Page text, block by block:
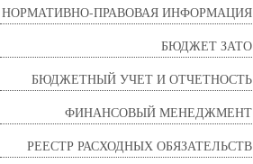
НОРМАТИВНО-ПРАВОВАЯ ИНФОРМАЦИЯ
БЮДЖЕТ ЗАТО
БЮДЖЕТНЫЙ УЧЕТ И ОТЧЕТНОСТЬ
ФИНАНСОВЫЙ МЕНЕДЖМЕНТ
РЕЕСТР РАСХОДНЫХ ОБЯЗАТЕЛЬСТВ